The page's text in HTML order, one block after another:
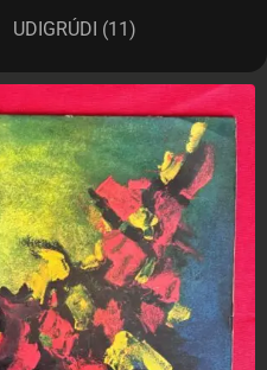
UDIGRÚDI (11)